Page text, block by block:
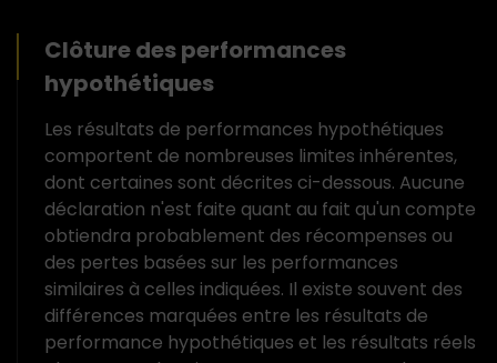
Clôture des performances
hypothétiques
Les résultats de performances hypothétiques
comportent de nombreuses limites inhérentes,
dont certaines sont décrites ci-dessous. Aucune
déclaration n'est faite quant au fait qu'un compte
obtiendra probablement des récompenses ou
des pertes basées sur les performances
similaires à celles indiquées. Il existe souvent des
différences marquées entre les résultats de
performance hypothétiques et les résultats réels